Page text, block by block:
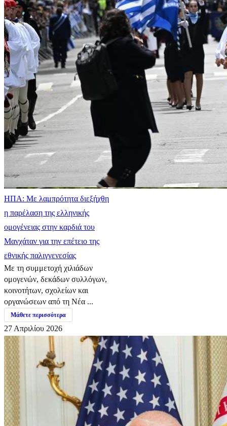
ΗΠΑ: Με λαμπρότητα διεξήχθη
η παρέλαση της ελληνικής
ομογένειας στην καρδιά του
Μανχάταν για την επέτειο της
εθνικής παλιγγενεσίας
Με τη συμμετοχή χιλιάδων
ομογενών, δεκάδων συλλόγων,
κοινοτήτων, σχολείων και
οργανώσεων από τη Νέα ...
Μάθετε περισσότερα
27 Απριλίου 2026